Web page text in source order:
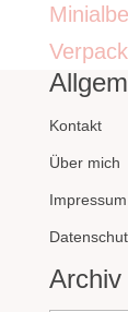
Kontakt
Über mich
Impressum
Archiv